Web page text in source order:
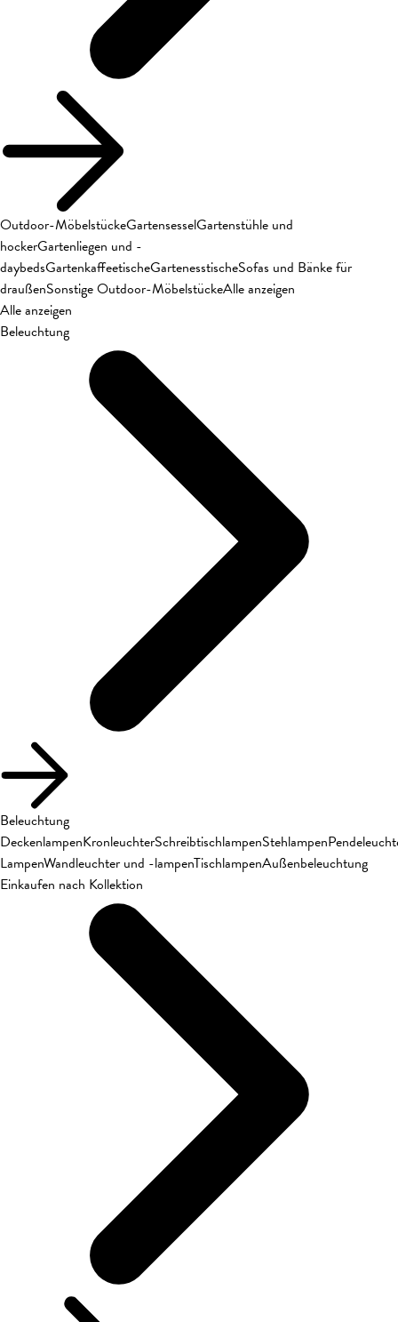
Outdoor-MöbelstückeGartensesselGartenstühle und
hockerGartenliegen und -
daybedsGartenkaffeetischeGartenesstischeSofas und Bänke für
draußenSonstige Outdoor-MöbelstückeAlle anzeigen
Alle anzeigen
Beleuchtung
Beleuchtung
DeckenlampenKronleuchterSchreibtischlampenStehlampen
LampenWandleuchter und -lampenTischlampenAußenbeleuchtung
Einkaufen nach Kollektion